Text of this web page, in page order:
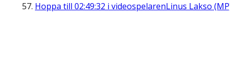
Hoppa till 02:49:32 i videospelarenLinus Lakso